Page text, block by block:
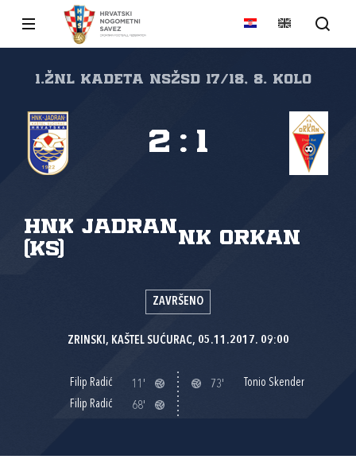
1.ŽNL Kadeta NSŽSD 17/18, 8. kolo
HNK Jadran
(KS)
NK Orkan
2 : 1
ZAVRŠENO
ZRINSKI, KAŠTEL SUĆURAC, 05.11.2017. 09:00
Filip Radić
11'
Filip Radić
68'
73' Tonio Skender